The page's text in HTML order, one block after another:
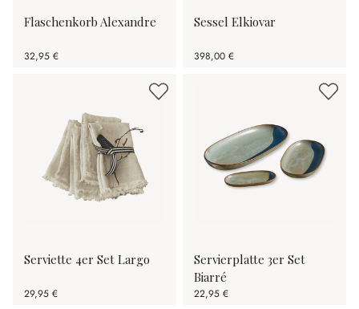
Flaschenkorb Alexandre
32,95 €
Sessel Elkiovar
398,00 €
Serviette 4er Set Largo
29,95 €
Servierplatte 3er Set
Biarré
22,95 €